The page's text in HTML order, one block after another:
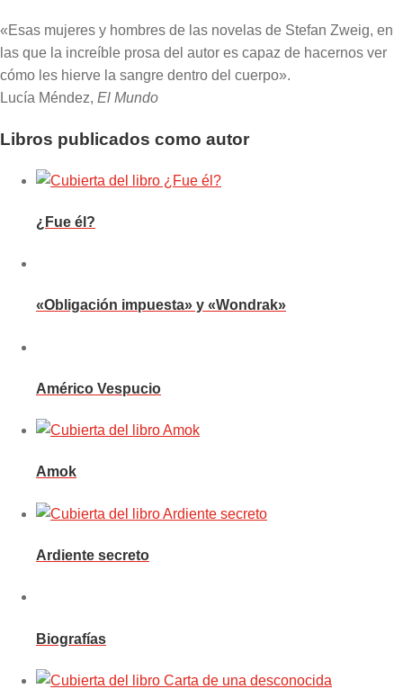
«Esas mujeres y hombres de las novelas de Stefan Zweig, en
las que la increíble prosa del autor es capaz de hacernos ver
cómo les hierve la sangre dentro del cuerpo».
Lucía Méndez, El Mundo
Libros publicados como autor
¿Fue él?
«Obligación impuesta» y «Wondrak»
Américo Vespucio
Amok
Ardiente secreto
Biografías